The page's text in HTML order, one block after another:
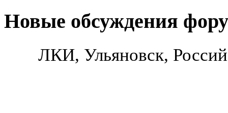
Новые обсуждения
ЛКИ, Ульяновск,